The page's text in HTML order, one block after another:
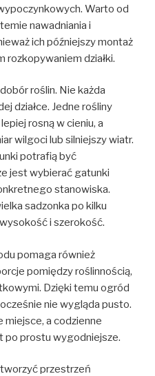
Warto od
nawadniania i
ich późniejszy montaż
rozkopywaniem działki.
roślin. Nie każda
działce. Jedne rośliny
rosną w cieniu, a
wilgoci lub silniejszy wiatr.
potrafią być
jest wybierać gatunki
stanowiska.
sadzonka po kilku
i szerokość.
pomaga również
pomiędzy roślinnością,
Dzięki temu ogród
nie wygląda pusto.
a codzienne
po prostu wygodniejsze.
przestrzeń